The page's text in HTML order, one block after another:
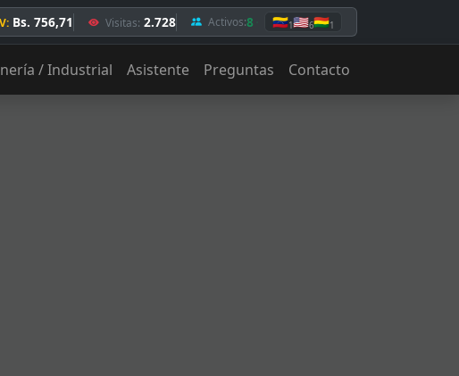
Bs. 756,71 Visitas: 2.728 Activos:8 🇻🇪1🇺🇸6🇧🇴1
/ Industrial Asistente Preguntas Contacto